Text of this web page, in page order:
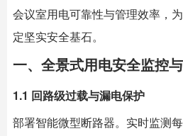
会议室用电可靠性与管理效率，
定坚实安全基石。
一、全景式用电安全监控
1.1 回路级过载与漏电保护
部署智能微型断路器。实时监测